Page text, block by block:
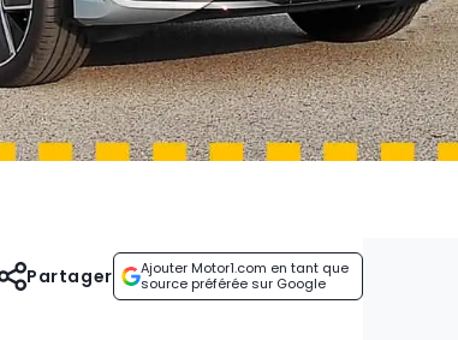
Ajouter Motor1.com en tant que
source préférée sur Google
Partager